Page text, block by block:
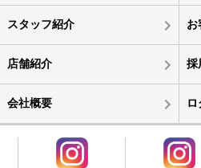
スタッフ紹介 お
店舗紹介 採
会社概要